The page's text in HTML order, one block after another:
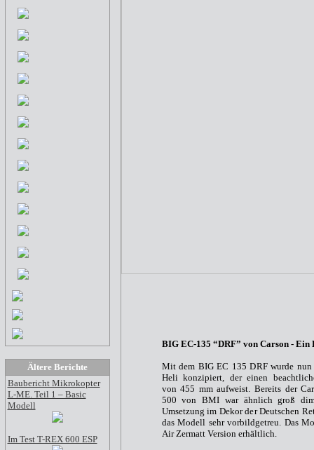
Ältere Berichte
Baubericht Mikrokopter
L-ME. Teil 1 – Basic
Modell
Im Test T-REX 600 ESP
BIG EC-135 “DRF” von Carson -
Mit dem BIG EC 135 DRF wurde
Heli konzipiert, der einen
von 455 mm aufweist. Bereits der
500 von BMI war ähnlich groß
Umsetzung im Dekor der Deutschen
das Modell sehr vorbildgetreu. Das
Air Zermatt Version erhältlich.